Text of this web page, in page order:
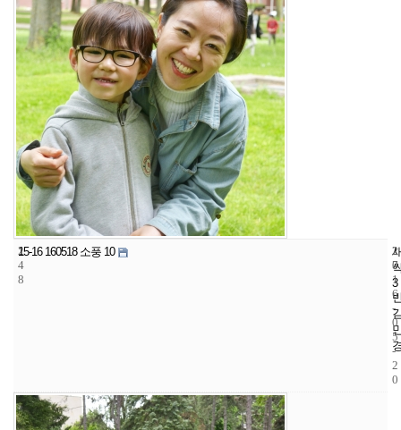
2
4
8
15-16 160518 소풍 10
3
2
7
2
0
1
6
-
0
5
-
2
0